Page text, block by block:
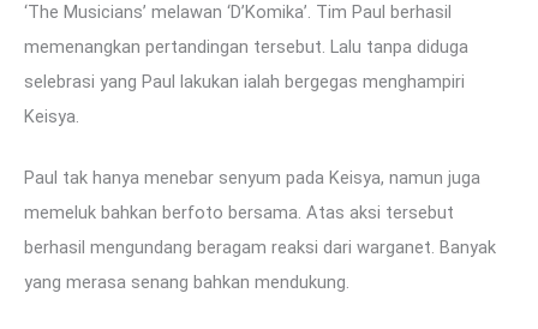
‘The Musicians’ melawan ‘D’Komika’. Tim Paul berhasil
memenangkan pertandingan tersebut. Lalu tanpa diduga
selebrasi yang Paul lakukan ialah bergegas menghampiri
Keisya.
Paul tak hanya menebar senyum pada Keisya, namun juga
memeluk bahkan berfoto bersama. Atas aksi tersebut
berhasil mengundang beragam reaksi dari warganet. Banyak
yang merasa senang bahkan mendukung.